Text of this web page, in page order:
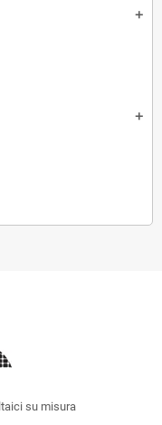
add
add
su misura